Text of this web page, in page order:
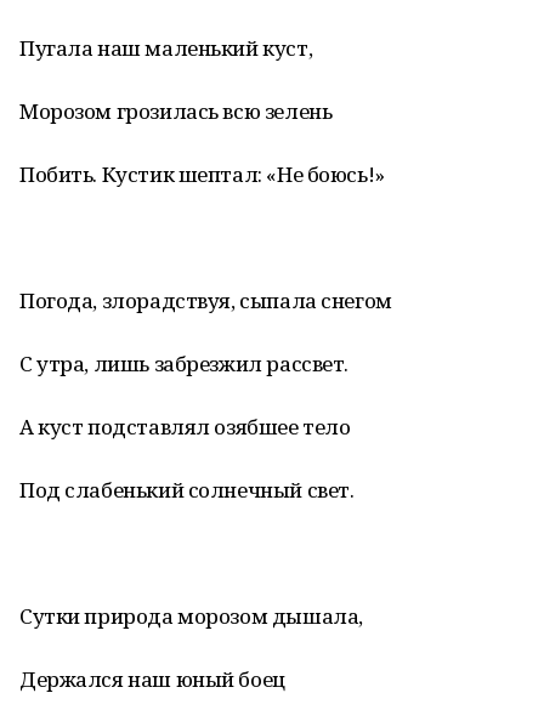
Пугала наш маленький куст,
Морозом грозилась всю зелень
Побить. Кустик шептал: «Не боюсь!»
Погода, злорадствуя, сыпала снегом
С утра, лишь забрезжил рассвет.
А куст подставлял озябшее тело
Под слабенький солнечный свет.
Сутки природа морозом дышала,
Держался наш юный боец